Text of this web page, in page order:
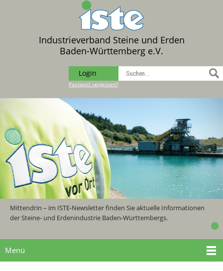
Industrieverband Steine und Erden
Baden-Württemberg e.V.
Login
Passwort vergessen?
Mittendrin – im ISTE-Newsletter finden Sie aktuelle Informationen
der Steine- und Erdenindustrie Baden-Württembergs.
Menü